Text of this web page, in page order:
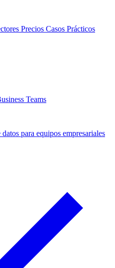
Precios Casos Prácticos
Teams
para equipos empresariales